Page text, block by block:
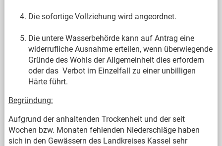
Die sofortige Vollziehung wird angeordnet.
Die untere Wasserbehörde kann auf Antrag eine
widerrufliche Ausnahme erteilen, wenn überwiegende
Gründe des Wohls der Allgemeinheit dies erfordern
oder das Verbot im Einzelfall zu einer unbilligen
Härte führt.
Begründung:
Aufgrund der anhaltenden Trockenheit und der seit
Wochen bzw. Monaten fehlenden Niederschläge haben
sich in den Gewässern des Landkreises Kassel sehr